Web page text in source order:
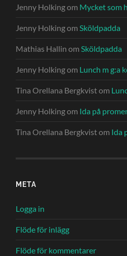
Jenny Holkingom Mycket som
Jenny HolkingomSköldpadda
Mathias Hallin omSköldpadda
Jenny Holkingom Lunch m g:a
Tina Orellana Bergkvistom
Jenny Holkingom Ida på
Tina Orellana Bergkvistom Ida
META
Logga in
Flöde för inlägg
Flöde för kommentarer